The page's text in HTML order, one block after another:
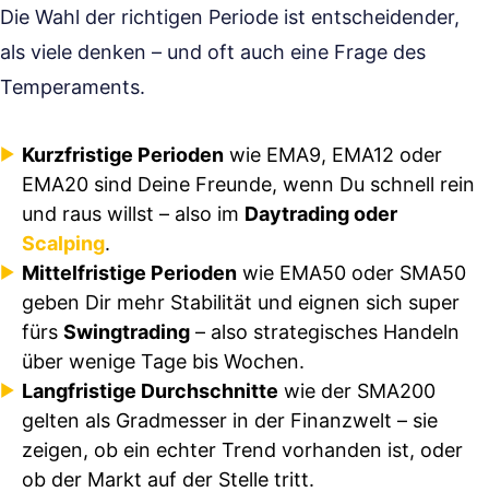
Die Wahl der richtigen Periode ist entscheidender,
als viele denken – und oft auch eine Frage des
Temperaments.
Kurzfristige Perioden wie EMA9, EMA12 oder
EMA20 sind Deine Freunde, wenn Du schnell rein
und raus willst – also im Daytrading oder
Scalping.
Mittelfristige Perioden wie EMA50 oder SMA50
geben Dir mehr Stabilität und eignen sich super
fürs Swingtrading – also strategisches Handeln
über wenige Tage bis Wochen.
Langfristige Durchschnitte wie der SMA200
gelten als Gradmesser in der Finanzwelt – sie
zeigen, ob ein echter Trend vorhanden ist, oder
ob der Markt auf der Stelle tritt.